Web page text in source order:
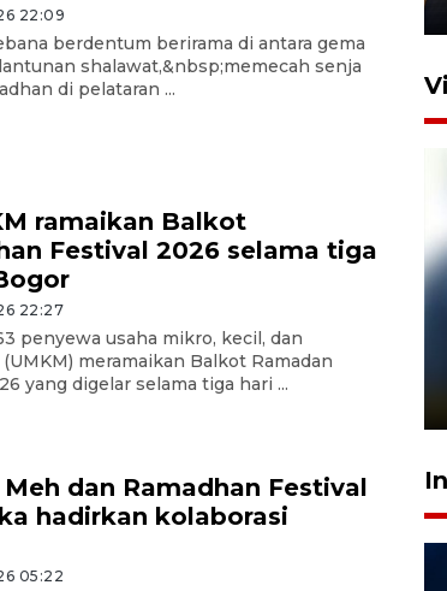
22:09
berdentum berirama di antara gema
shalawat,&nbsp;memecah senja
di pelataran ...
ramaikan Balkot
Festival 2026 selama tiga
22:27
penyewa usaha mikro, kecil, dan
meramaikan Balkot Ramadan
yang digelar selama tiga hari ...
Meh dan Ramadhan Festival
hadirkan kolaborasi
05:22
Pelanggan Filaha Farm setia
sampai 8 tahan?
1 Juni 2026 05:47